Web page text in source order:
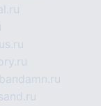
bandamn.ru